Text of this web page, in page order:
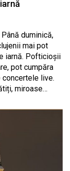
duminică,
mai pot
iarnă. Pofticioșii
pot cumpăra
concertele live.
miroase…